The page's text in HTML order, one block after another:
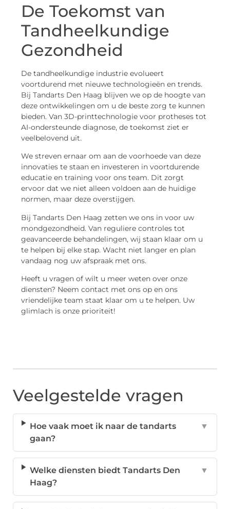
De Toekomst van
Tandheelkundige
Gezondheid
De tandheelkundige industrie evolueert
voortdurend met nieuwe technologieën en trends.
Bij Tandarts Den Haag blijven we op de hoogte van
deze ontwikkelingen om u de beste zorg te kunnen
bieden. Van 3D-printtechnologie voor protheses tot
AI-ondersteunde diagnose, de toekomst ziet er
veelbelovend uit.
We streven ernaar om aan de voorhoede van deze
innovaties te staan en investeren in voortdurende
educatie en training voor ons team. Dit zorgt
ervoor dat we niet alleen voldoen aan de huidige
normen, maar deze overstijgen.
Bij Tandarts Den Haag zetten we ons in voor uw
mondgezondheid. Van reguliere controles tot
geavanceerde behandelingen, wij staan klaar om u
te helpen bij elke stap. Wacht niet langer en plan
vandaag nog uw afspraak met ons.
Heeft u vragen of wilt u meer weten over onze
diensten? Neem contact met ons op en ons
vriendelijke team staat klaar om u te helpen. Uw
glimlach is onze prioriteit!
Veelgestelde vragen
Hoe vaak moet ik naar de tandarts
gaan?
▼
Welke diensten biedt Tandarts Den
Haag?
▼